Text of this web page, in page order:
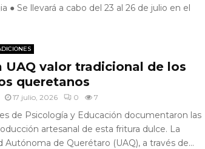
● Se llevará a cabo del 23 al 26 de julio en el
UAQ valor tradicional de los
queretanos
17 julio, 2026 0 7
de Psicología y Educación documentaron las
artesanal de esta fritura dulce. La
Autónoma de Querétaro (UAQ), a través de...